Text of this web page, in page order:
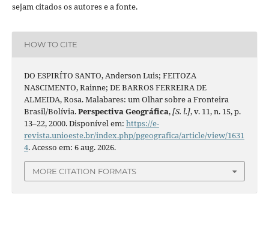
sejam citados os autores e a fonte.
HOW TO CITE
DO ESPIRÍTO SANTO, Anderson Luis; FEITOZA
NASCIMENTO, Rainne; DE BARROS FERREIRA DE
ALMEIDA, Rosa. Malabares: um Olhar sobre a Fronteira
Brasil/Bolívia.Perspectiva Geográfica,[S. l.], v. 11, n. 15, p.
13–22, 2000. Disponível em: https://e-
revista.unioeste.br/index.php/pgeografica/article/view/1631
4. Acesso em: 6 aug. 2026.
MORE CITATION FORMATS